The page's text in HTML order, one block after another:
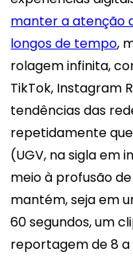
manter a atenção
longos de tempo,
rolagem infinita,
TikTok, Instagram
tendências das
repetidamente
(UGV, na sigla em
meio à profusão
mantém, seja em
60 segundos, um
reportagem de 8 a